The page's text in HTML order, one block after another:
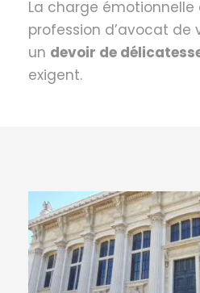
La charge
profession d’avocat de
un devoir de
exigent.